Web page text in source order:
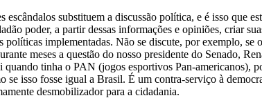
escândalos substituem a discussão política, e é isso
poder, a partir dessas informações e opiniões, criar
políticas implementadas. Não se discute, por exemplo,
meses a questão do nosso presidente do Senado,
quando tinha o PAN (jogos esportivos Pan-
se isso fosse igual a Brasil. É um contra-serviço à
desmobilizador para a cidadania.